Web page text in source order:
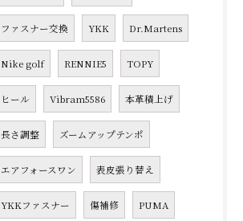
ファスナー交換 YKK Dr.Martens
Nike golf RENNIE5 TOPY
ヒール Vibram5586 本革積上げ
長さ調整 ズームアップテンポ
エアフォースワン 表皮張り替え
YKKファスナー 傷補修 PUMA